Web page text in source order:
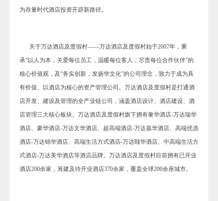
为存量时代酒店投资开辟新路径。
关于万达酒店及度假村——万达酒店及度假村始于2007年，秉
承“以人为本，关爱每位员工，温暖每位客人，尽责每位合作伙伴”的
核心价值观，及“务实创新，发扬华文化”的公司理念，致力于成为具
有价值、以酒店为核心的资产管理公司。万达酒店及度假村是打通酒
店开发、建设及管理的全产业链公司，涵盖酒店设计、酒店建设、酒
店管理三大核心板块。万达酒店及度假村旗下拥有奢华酒店-万达瑞华
酒店、豪华酒店-万达文华酒店、超高端酒店-万达嘉华酒店、高端优选
酒店-万达锦华酒店、高端生活方式酒店-万达颐华酒店、中高端生活方
式酒店-万达美华酒店等酒店品牌。万达酒店及度假村目前拥有已开业
酒店200余家，筹建及待开业酒店370余家，覆盖全球200余座城市。